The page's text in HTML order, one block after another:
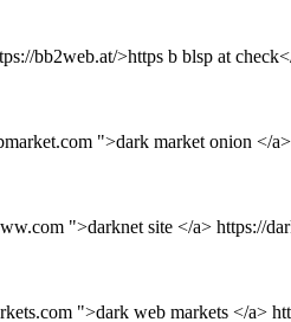
bb2web.at/>https b blsp at
">dark market onion </
">darknet site </a> https://
">dark web markets </a>